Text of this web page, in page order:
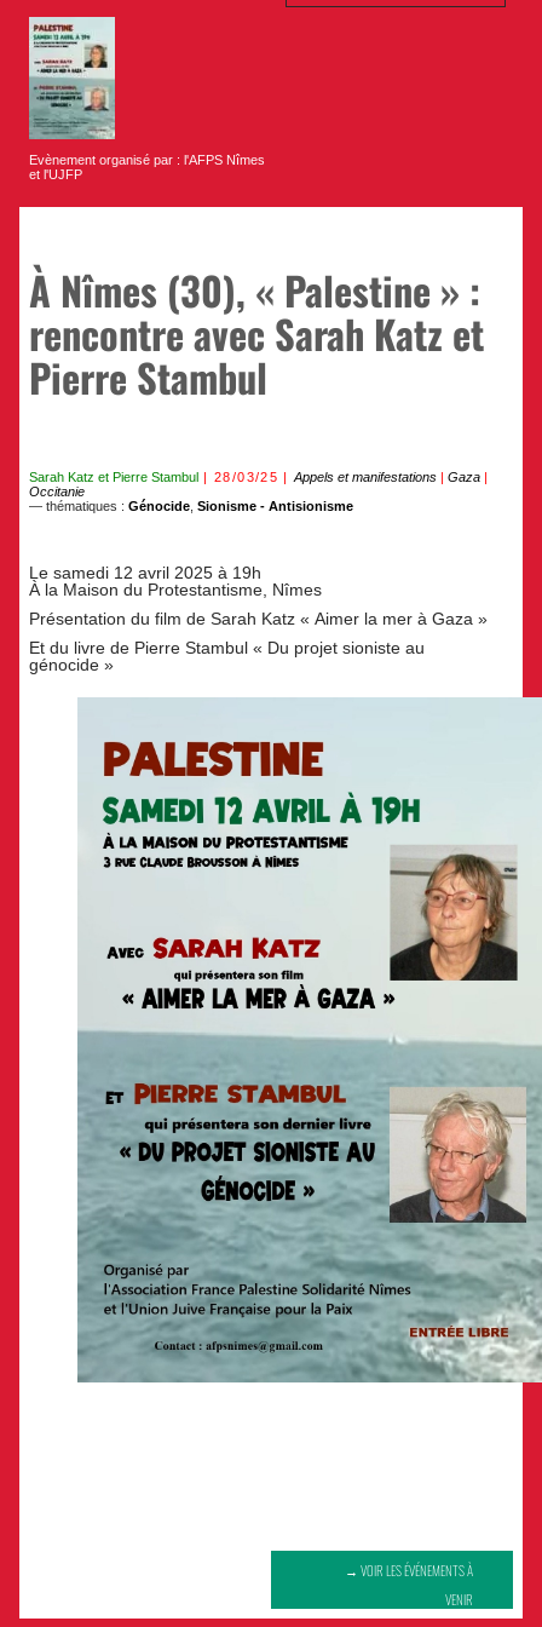
Evènement organisé par : l'AFPS Nîmes
et l'UJFP
À Nîmes (30), « Palestine » :
rencontre avec Sarah Katz et
Pierre Stambul
Sarah Katz et Pierre Stambul 28/03/25 Appels et manifestations |Gaza
Occitanie
— thématiques : Génocide Sionisme - Antisionisme
Le samedi 12 avril 2025 à 19h
À la Maison du Protestantisme, Nîmes
Présentation du film de Sarah Katz « Aimer la mer à Gaza »
Et du livre de Pierre Stambul « Du projet sioniste au
génocide »
→ VOIR LES ÉVÉNEMENTS À
VENIR